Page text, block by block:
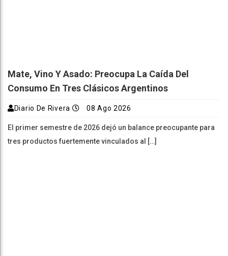
Mate, Vino Y Asado: Preocupa La Caída Del
Consumo En Tres Clásicos Argentinos
Diario De Rivera 08 Ago 2026
El primer semestre de 2026 dejó un balance preocupante para
tres productos fuertemente vinculados al […]